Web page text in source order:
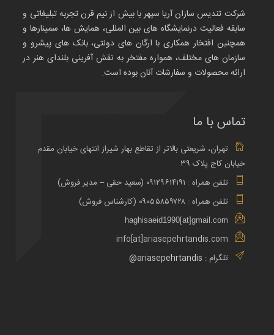
شرکت تندیس سازان آریا سپهر با بیش از نیم قرن تجربه تبلیغاتی و
سابقه فعالیت درنمایشگاه های بین المللی، همایش ها، سمینارها و
همچنین افتخار همکاری با ارگان های دولتی، بانک های پیشرو و
سازمان های مختلف، همواره مفتخر به نقش آفرینی بلندای هنر در
ارائه محصولات و سفارشات آنان بوده است.
تماس با ما
تهران، شریعتی بالاتر از تقاطع بهار شیراز انتهای خیابان مقدم
خیابان کاج پلاک ۳۹
تلفن همراه : ۰۹۱۲۹۶۱۴۱۹۱ (سعید حقی – مدیر فروش)
تلفن همراه : ۰۹۰۵۵۸۵۹۷۲۸ (کارشناس فروش)
haghisaeid1990[at]gmail.com
info[at]ariasepehrtandis.com
تلگرام : ariasepehrtandis@